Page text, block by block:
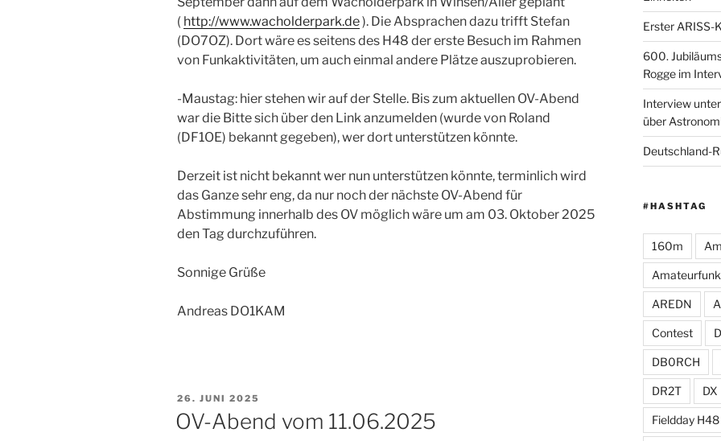
( http://www.wacholderpark.de). Die Absprachen dazu trifft Stefan
(DO7OZ). Dort wäre es seitens des H48 der erste Besuch im Rahmen
von Funkaktivitäten, um auch einmal andere Plätze auszuprobieren.
-Maustag: hier stehen wir auf der Stelle. Bis zum aktuellen OV-Abend
war die Bitte sich über den Link anzumelden (wurde von Roland
(DF1OE) bekannt gegeben), wer dort unterstützen könnte.
Derzeit ist nicht bekannt wer nun unterstützen könnte, terminlich wird
das Ganze sehr eng, da nur noch der nächste OV-Abend für
Abstimmung innerhalb des OV möglich wäre um am 03. Oktober 2025
den Tag durchzuführen.
Sonnige Grüße
Andreas DO1KAM
VERÖFFENTLICHT
26. JUNI 2025
OV-Abend vom 11.06.2025
Erster ARISS-
600.
Rogge im
Interview
über
Deutschland-
#HASHTAG
160m
AREDN
Contest
DB0RCH
DR2T DX
Fieldday H48